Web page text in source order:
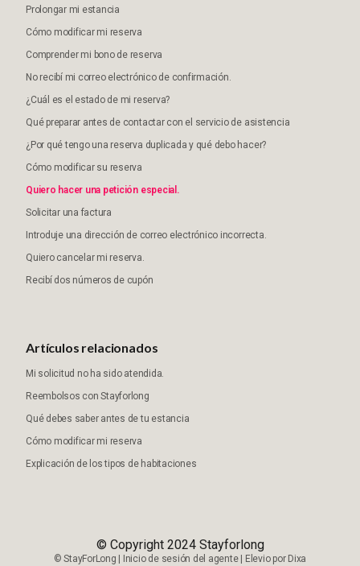
Prolongar mi estancia
Cómo modificar mi reserva
Comprender mi bono de reserva
No recibí mi correo electrónico de confirmación.
¿Cuál es el estado de mi reserva?
Qué preparar antes de contactar con el servicio de asistencia
¿Por qué tengo una reserva duplicada y qué debo hacer?
Cómo modificar su reserva
Quiero hacer una petición especial.
Solicitar una factura
Introduje una dirección de correo electrónico incorrecta.
Quiero cancelar mi reserva.
Recibí dos números de cupón
Artículos relacionados
Mi solicitud no ha sido atendida.
Reembolsos con Stayforlong
Qué debes saber antes de tu estancia
Cómo modificar mi reserva
Explicación de los tipos de habitaciones
© Copyright 2024 Stayforlong
©StayForLong Inicio de sesión del agente| Elevio por Dixa